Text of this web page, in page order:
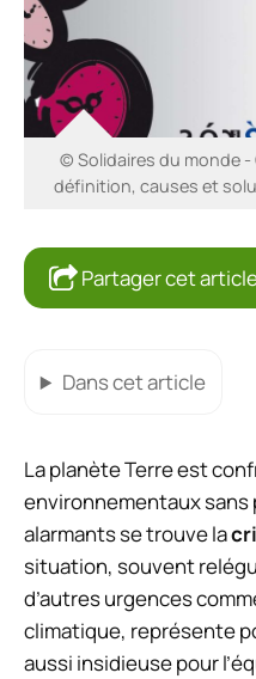
© Solidaires du monde
définition, causes et
Partager cet
Dans cet article
La planète Terre est
environnementaux
alarmants se trouve la
situation, souvent
d’autres urgences
climatique, représente
aussi insidieuse pour